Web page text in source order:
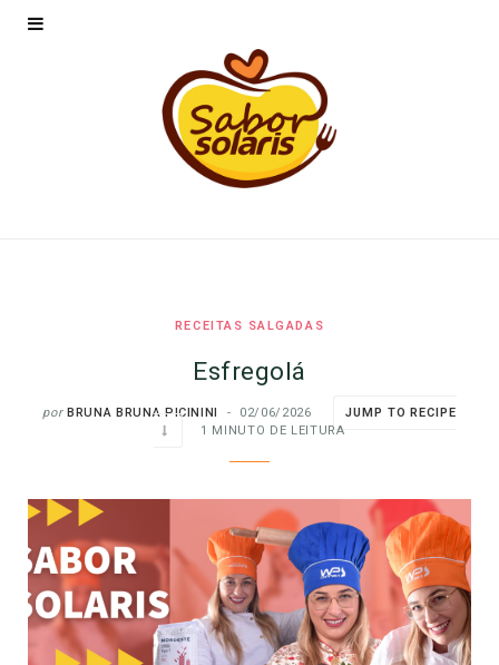
RECEITAS SALGADAS
Esfregolá
por BRUNA BRUNA PICININI 02/06/2026
JUMP TO RECIPE
1 MINUTO DE LEITURA